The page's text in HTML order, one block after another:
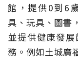
館，提供0到6
具、玩具、圖書
並提供健康發
務。例如土城廣